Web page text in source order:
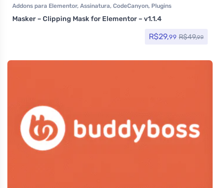
Addons para Elementor, Assinatura, CodeCanyon, Plugins
Masker – Clipping Mask for Elementor – v1.1.4
R$29,99 R$49,99